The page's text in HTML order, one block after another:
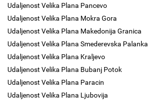
Udaljenost Velika Plana Pancevo
Udaljenost Velika Plana Mokra Gora
Udaljenost Velika Plana Makedonija Granica
Udaljenost Velika Plana Smederevska Palanka
Udaljenost Velika Plana Kraljevo
Udaljenost Velika Plana Bubanj Potok
Udaljenost Velika Plana Paracin
Udaljenost Velika Plana Ljubovija